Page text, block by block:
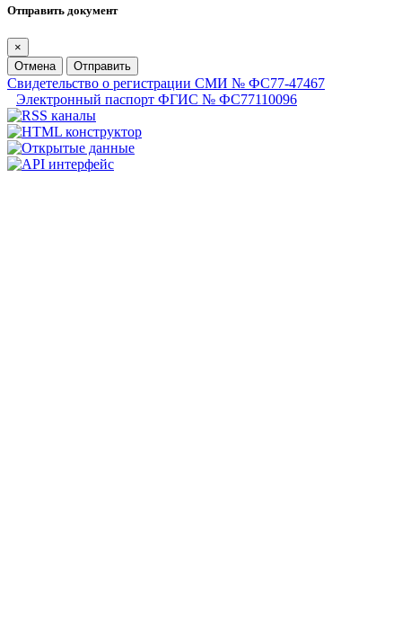
Отправить документ
×
Отмена
Отправить
Свидетельство о регистрации СМИ № ФС77-47467
Электронный паспорт ФГИС № ФС77110096